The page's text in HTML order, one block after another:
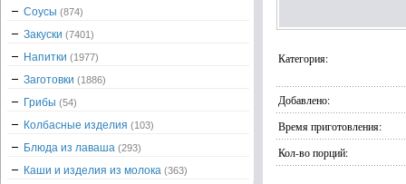
Категория:
Добавлено:
Время приготовления:
Кол-во порций:
Соусы (874)
Закуски (7401)
Напитки (1977)
Заготовки (1886)
Грибы (54)
Колбасные изделия (103)
Блюда из лаваша (293)
Каши и изделия из молока (363)